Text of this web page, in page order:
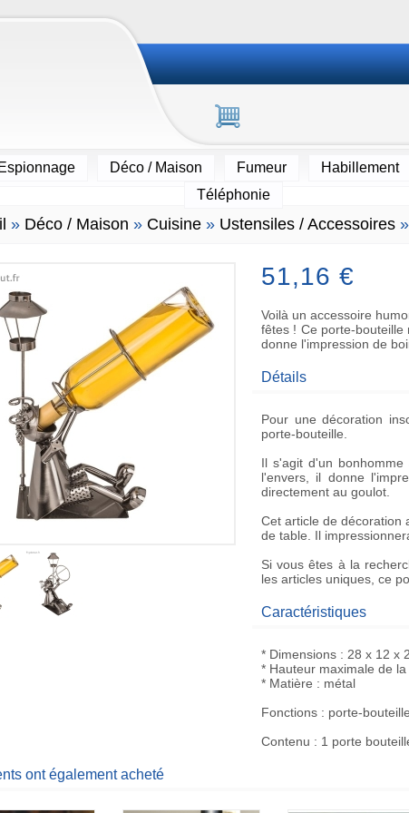
Déco / Maison Fumeur Habillement
Téléphonie
» Déco / Maison » Cuisine » Ustensiles / Accessoires »
51,16 €
Voilà un accessoire
fêtes ! Ce porte-
donne l'impression de
Détails
Pour une décoration
porte-bouteille
Il s'agit d'un
l'envers, il donne
directement au goulot.
Cetarticle de décoration
de table. Il
Si vous êtes à la
les articles uniques, ce
Caractéristiques
* Dimensions : 28 x 12 x
* Hauteur maximale de
* Matière : métal
Fonctions : porte-bouteille
Contenu : 1 porte
ont également acheté